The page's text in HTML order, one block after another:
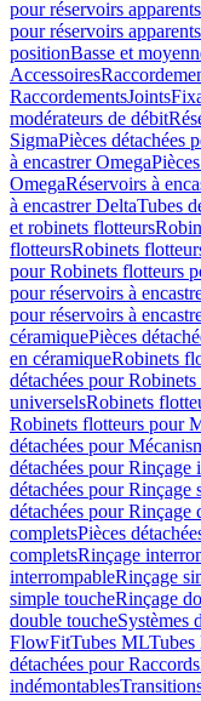
pour réservoirs apparents
pour réservoirs apparents
positionBasse et
Accessoires
RaccordementsJoints
modérateurs de débit
SigmaPièces détachées
à encastrer Omega
OmegaRéservoirs à
à encastrer DeltaTubes
et robinets flotteurs
flotteursRobinets
pour Robinets flotteurs
pour réservoirs à
pour réservoirs à
céramiquePièces
en céramiqueRobinets
détachées pour
universelsRobinets
Robinets flotteurs pour
détachées pour
détachées pour Rinçage
détachées pour Rinçage
détachées pour Rinçage
completsPièces
completsRinçage
interrompableRinçage
simple toucheRinçage
double toucheSystèmes
FlowFitTubes ML
détachées pour Raccords
indémontables